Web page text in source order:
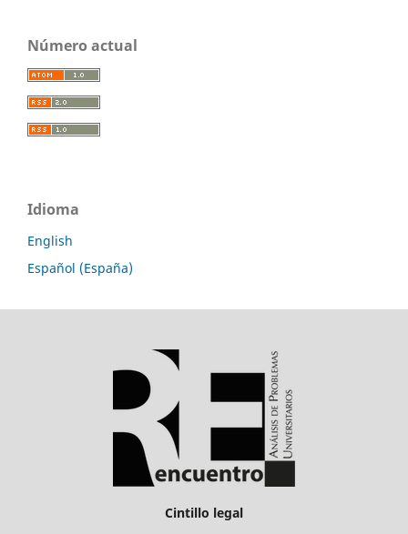
Número actual
Idioma
English
Español (España)
Cintillo legal